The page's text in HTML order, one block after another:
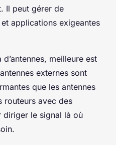
Il peut gérer de
applications exigeantes
d’antennes, meilleure est
externes sont
que les antennes
routeurs avec des
diriger le signal là où